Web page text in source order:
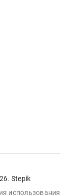
Stepik
использования